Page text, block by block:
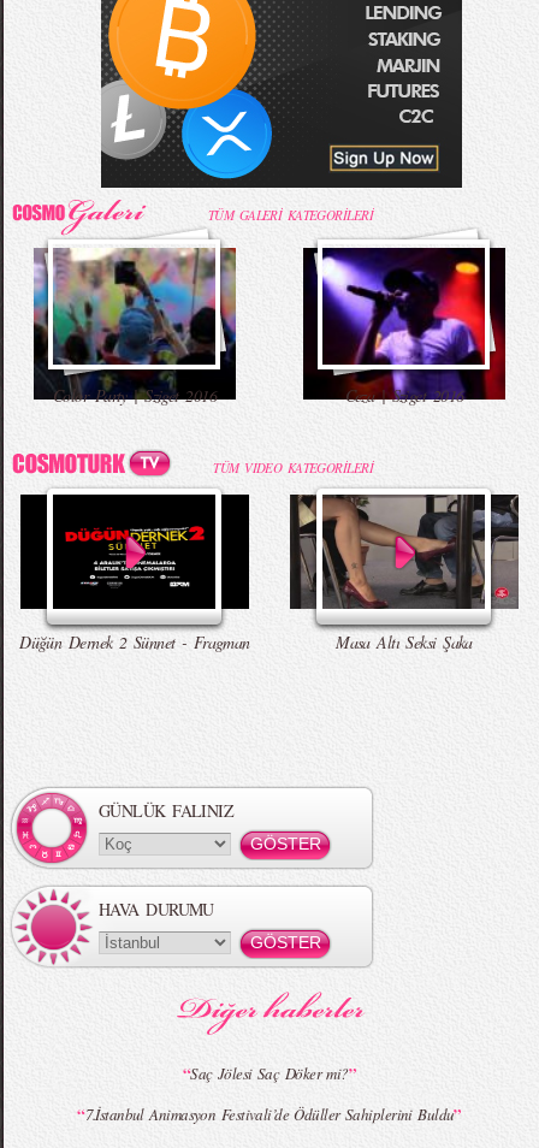
TÜM GALERİ KATEGORİLERİ
Color Party | Sziget 2016 Ceza | Sziget 2016
TÜM VIDEO KATEGORİLERİ
Düğün Dernek 2 Sünnet - Fragman Masa Altı Seksi Şaka
GÜNLÜK FALINIZ
HAVA DURUMU
“Saç Jölesi Saç Döker mi?”
“7.İstanbul Animasyon Festivali’de Ödüller Sahiplerini Buldu”